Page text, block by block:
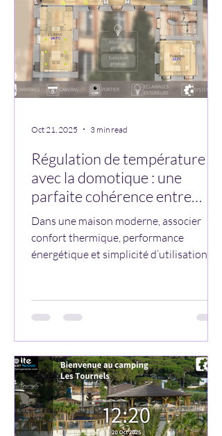
Régulation de température
avec la domotique : une
parfaite cohérence entre
plusieurs systèmes de
chauffage
Dans une maison moderne, associer
confort thermique, performance
énergétique et simplicité d’utilisation est
possible d’obtenir une régulation
thermique parfaitement cohérente entre
différents systèmes de chauffage , tout
en conservant une utilisation intuitive
au quotidien. Pour un client, nous avons
développé une application autour d’un
système domotique Crestron
permettant de piloter de manière
Oct 21, 2025 3 min read